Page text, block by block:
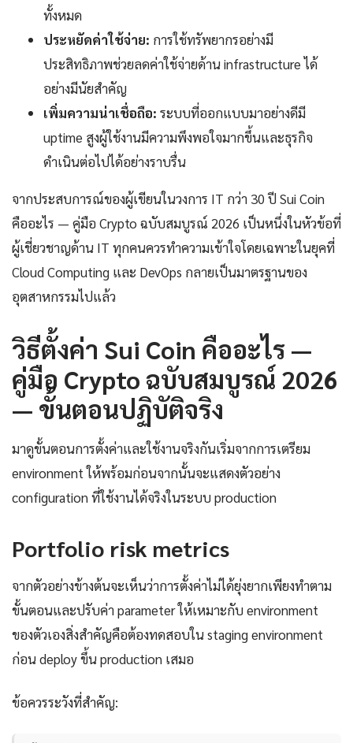
ทั้งหมด
ประหยัดค่าใช้จ่าย: การใช้ทรัพยากรอย่างมี
ประสิทธิภาพช่วยลดค่าใช้จ่ายด้าน infrastructure ได้
อย่างมีนัยสำคัญ
เพิ่มความน่าเชื่อถือ: ระบบที่ออกแบบมาอย่างดีมี
uptime สูงผู้ใช้งานมีความพึงพอใจมากขึ้นและธุรกิจ
ดำเนินต่อไปได้อย่างราบรื่น
จากประสบการณ์ของผู้เขียนในวงการ IT กว่า 30 ปี Sui Coin
คืออะไร — คู่มือ Crypto ฉบับสมบูรณ์ 2026 เป็นหนึ่งในหัวข้อที่
ผู้เชี่ยวชาญด้าน IT ทุกคนควรทำความเข้าใจโดยเฉพาะในยุคที่
Cloud Computing และ DevOps กลายเป็นมาตรฐานของ
อุตสาหกรรมไปแล้ว
วิธีตั้งค่า Sui Coin คืออะไร —
คู่มือ Crypto ฉบับสมบูรณ์ 2026
— ขั้นตอนปฏิบัติจริง
มาดูขั้นตอนการตั้งค่าและใช้งานจริงกันเริ่มจากการเตรียม
environment ให้พร้อมก่อนจากนั้นจะแสดงตัวอย่าง
configuration ที่ใช้งานได้จริงในระบบ production
Portfolio risk metrics
จากตัวอย่างข้างต้นจะเห็นว่าการตั้งค่าไม่ได้ยุ่งยากเพียงทำตาม
ขั้นตอนและปรับค่า parameter ให้เหมาะกับ environment
ของตัวเองสิ่งสำคัญคือต้องทดสอบใน staging environment
ก่อน deploy ขึ้น production เสมอ
ข้อควรระวังที่สำคัญ: